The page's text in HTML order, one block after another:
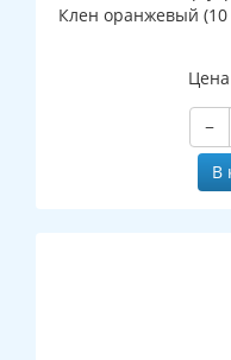
Клен оранжевый (10 шт. в наборе, двухсторонний,
−
В